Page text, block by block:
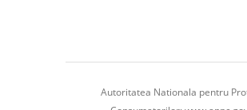
Autoritatea Nationala pentru